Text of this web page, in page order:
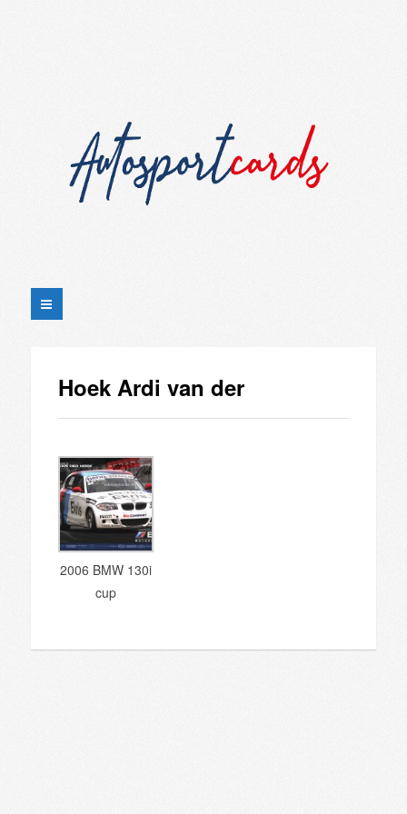
Hoek Ardi van der
2006 BMW 130i
cup